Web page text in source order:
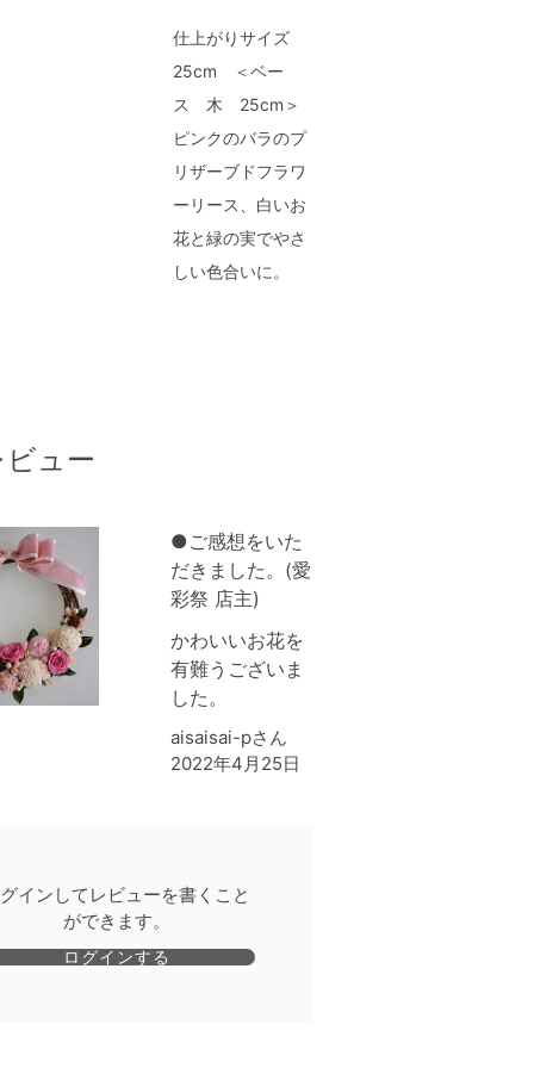
仕上がりサイズ
25cm ＜ベー
ス 木 25cm＞
ピンクのバラのプ
リザーブドフラワ
ーリース、白いお
花と緑の実でやさ
しい色合いに。
ュー
●ご感想をいた
だきました。(愛
彩祭 店主)
かわいいお花を
有難うございま
した。
aisaisai-pさん
2022年4月25日
インしてレビューを書くこと
ができます。
ログインする